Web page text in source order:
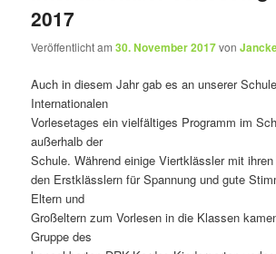
2017
Veröffentlicht am30. November 2017von
Auch in diesem Jahr gab es an unserer
Internationalen
Vorlesetages ein vielfältiges Programm im
außerhalb der
Schule. Während einige Viertklässler mit
den Erstklässlern für Spannung und gute
Eltern und
Großeltern zum Vorlesen in die Klassen
Gruppe des